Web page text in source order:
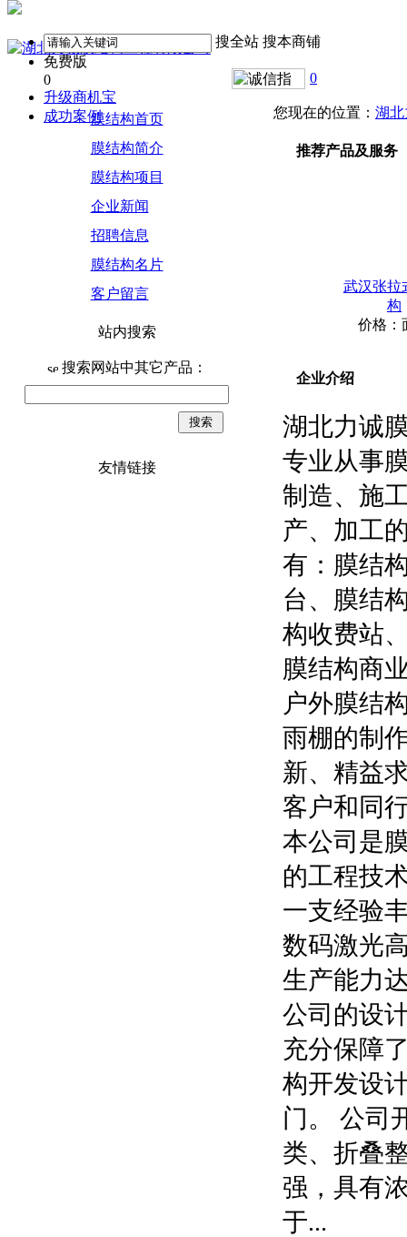
搜全站 搜本商铺
免费版
0
升级商机宝
成功案例
0
膜结构首页
膜结构简介
膜结构项目
企业新闻
招聘信息
膜结构名片
客户留言
站内搜索
搜索网站中其它产品：
友情链接
您现在的位置： 湖
推荐产品及服务
武汉张拉
构
价格：
企业介绍
湖北力诚
专业从事
制造、施
产、加工
有：膜结
台、膜结
构收费站
膜结构商
户外膜结
雨棚的制
新、精益
客户和同
本公司是
的工程技
一支经验
数码激光
生产能力
公司的设
充分保障
构开发设
门。 公司
类、折叠
强，具有
于...